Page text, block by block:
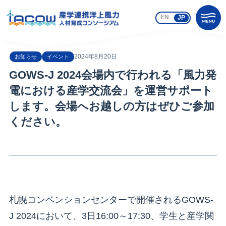
EN JP
お知らせ イベント 2024年8月20日
GOWS-J 2024会場内で行われる「風力発
電における産学交流会」を運営サポート
します。会場へお越しの方はぜひご参加
ください。
札幌コンベンションセンターで開催されるGOWS-
J 2024において、3日16:00～17:30、学生と産学関